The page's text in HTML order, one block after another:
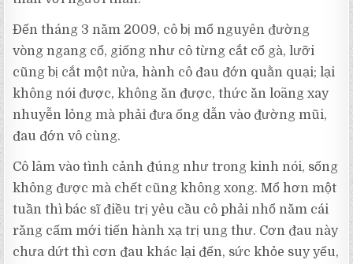
Đến tháng 3 năm 2009, cô bị mổ nguyên đường
vòng ngang cổ, giống như cô từng cắt cổ gà, lưỡi
cũng bị cắt một nửa, hành cô đau đớn quằn quại; lại
không nói được, không ăn được, thức ăn loãng xay
nhuyễn lỏng mà phải đưa ống dẫn vào đường mũi,
đau đớn vô cùng.
Cô lâm vào tình cảnh đúng như trong kinh nói, sống
không được mà chết cũng không xong. Mổ hơn một
tuần thì bác sĩ điều trị yêu cầu cô phải nhổ năm cái
răng cấm mới tiến hành xạ trị ung thư. Cơn đau này
chưa dứt thì cơn đau khác lại đến, sức khỏe suy yếu,